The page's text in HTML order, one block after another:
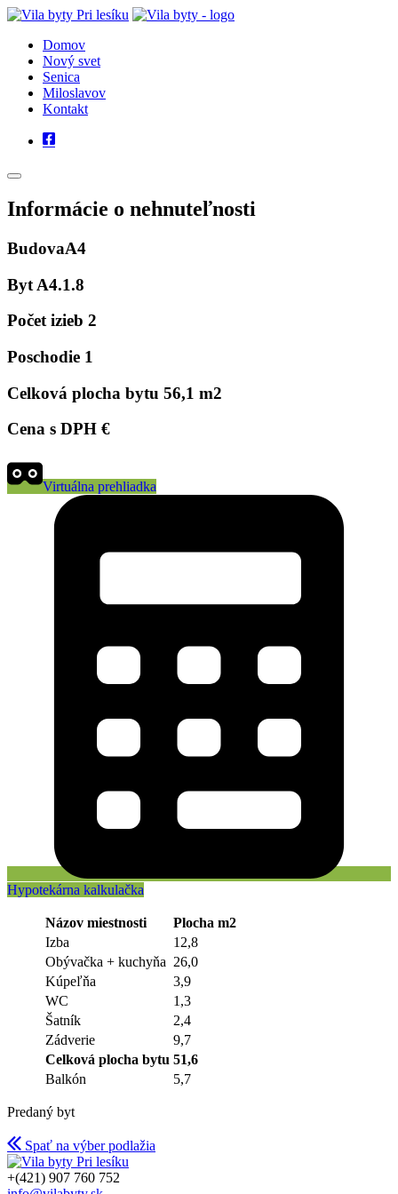
Domov
Nový svet
Senica
Miloslavov
Kontakt
Informácie o nehnuteľnosti
BudovaA4
Byt A4.1.8
Počet izieb 2
Poschodie 1
Celková plocha bytu 56,1 m2
Cena s DPH €
Virtuálna prehliadka
Hypotekárna kalkulačka
Názov miestnosti
Plocha m2
Izba
12,8
Obývačka + kuchyňa 26,0
Kúpeľňa
3,9
WC
1,3
Šatník
2,4
Zádverie
9,7
Celková plocha bytu 51,6
Balkón
5,7
Predaný byt
Spať na výber podlažia
+(421) 907 760 752